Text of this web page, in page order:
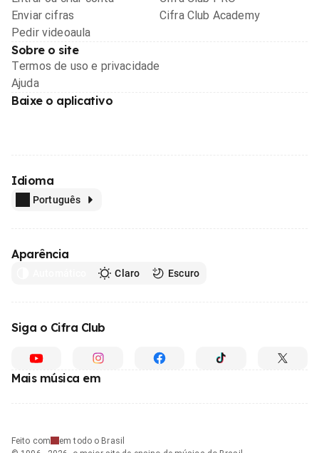
Enviar cifras
Pedir videoaula
Cifra Club Academy
Sobre o site
Termos de uso e privacidade
Ajuda
Baixe o aplicativo
Idioma
Português
Aparência
Claro Escuro
Siga o Cifra Club
Mais música em
Feito com
em todo o Brasil